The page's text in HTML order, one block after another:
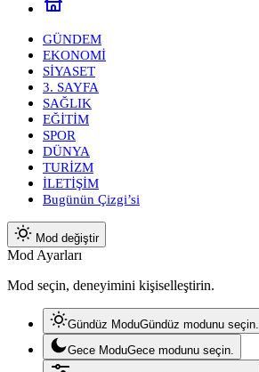
GÜNDEM
EKONOMİ
SİYASET
3. SAYFA
SAĞLIK
EĞİTİM
SPOR
DÜNYA
TURİZM
İLETİŞİM
Bugünün Çizgi’si
Mod değiştir
Mod Ayarları
Mod seçin, deneyimini kişiselleştirin.
Gündüz ModuGündüz modunu seçin.
Gece ModuGece modunu seçin.